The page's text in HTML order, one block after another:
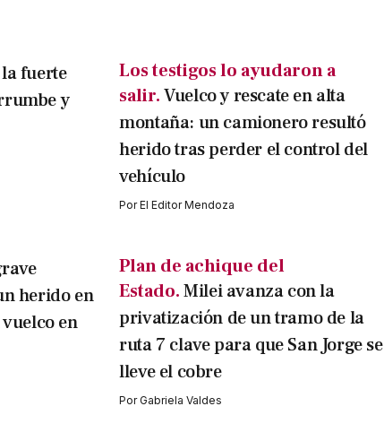
fuerte
y
Los testigos lo ayudaron a
salir.Vuelco y rescate en alta
montaña: un camionero resultó
herido tras perder el control del
vehículo
PorEl Editor Mendoza
herido en
en
Plan de achique del
Estado.Milei avanza con la
privatización de un tramo de la
ruta 7 clave para que San Jorge se
lleve el cobre
PorGabriela Valdes